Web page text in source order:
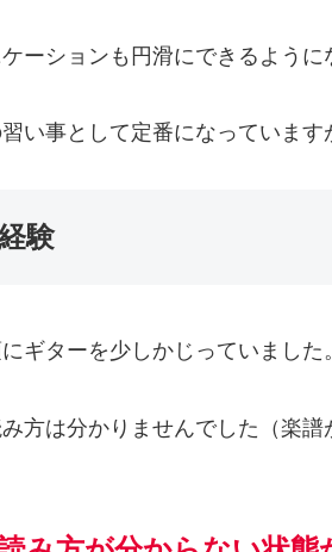
ーションも円滑にできるように
い事として定番になっています
験
ギターを少しかじっていました。
方は分かりませんでした（楽